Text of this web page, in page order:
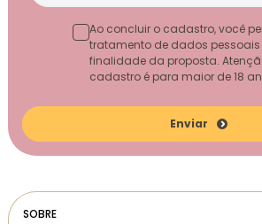
Enviar
Ao concluir o cadastro, você
tratamento de dados
finalidade da proposta.
cadastro é para maior de 18
SOBRE